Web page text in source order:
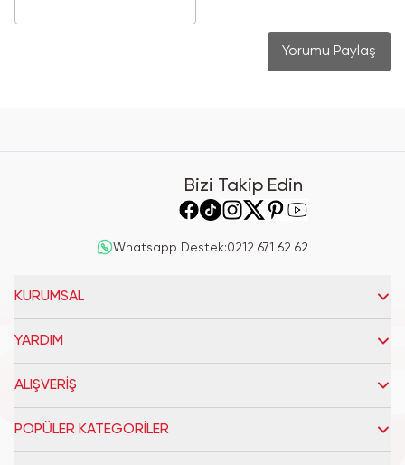
Yorumu Paylaş
Bizi Takip Edin
Whatsapp Destek:0212 671 62 62
KURUMSAL
YARDIM
ALIŞVERİŞ
POPÜLER KATEGORİLER